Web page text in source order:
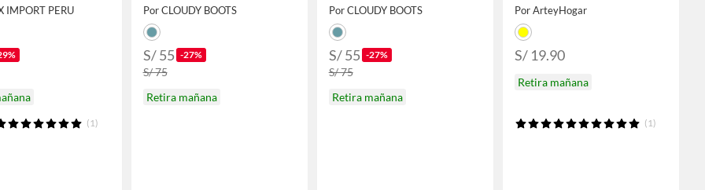
IMPORT PERU
(1)
Por CLOUDY BOOTS
S/ 55 -27%
S/ 75
Retira mañana
Por CLOUDY BOOTS
S/ 55 -27%
S/ 75
Retira mañana
Por ArteyHogar
S/ 19.90
Retira mañana
(1)